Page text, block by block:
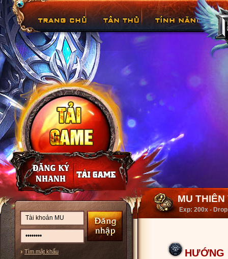
Tìm mật khẩu
MU THIÊN
Exp: 200x -
HƯỚNG